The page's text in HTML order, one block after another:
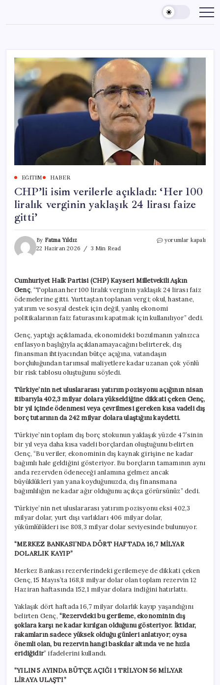
content
EĞITIM HABER
CHP’li isim verilerle açıkladı: ‘Her 100
liralık verginin yaklaşık 24 lirası faize
gitti’
By Fatma Yıldız
22 Haziran 2026
3 Min Read
CHP’li
100
liralık
verginin
yaklaşık
24
lirası
gitti’
için
yorumlar kapalı
Cumhuriyet Halk Partisi (CHP) Kayseri Milletvekili Aşkın
Genç, “Toplanan her 100 liralık verginin yaklaşık 24 lirası faiz
ödemelerine gitti. Yurttaştan toplanan vergi; okul, hastane,
yatırım ve sosyal destek için değil, yanlış ekonomi
politikalarının faiz faturasını kapatmak için kullanılıyor” dedi.
Genç, yaptığı açıklamada, ekonomideki bozulmanın yalnızca
enflasyon başlığıyla açıklanamayacağını belirterek, dış
finansman ihtiyacından bütçe açığına, vatandaşın
borçluluğundan tarımsal maliyetlere kadar uzanan çok yönlü
bir risk tablosu oluştuğunu söyledi.
Türkiye’nin net uluslararası yatırım pozisyonu açığının nisan
itibarıyla 402,3 milyar dolara yükseldiğine dikkati çeken Genç,
bir yıl içinde ödenmesi veya çevrilmesi gereken kısa vadeli dış
borç tutarının da 242 milyar dolara ulaştığını kaydetti.
Türkiye’nin toplam dış borç stokunun yaklaşık yüzde 47’sinin
bir yıl veya daha kısa vadeli borçlardan oluştuğunu belirten
Genç, “Bu veriler, ekonominin dış kaynak girişine ne kadar
bağımlı hale geldiğini gösteriyor. Bu borçların tamamının aynı
anda rezervden ödeneceği anlamına gelmez ancak
büyüklükleri yan yana koyduğunuzda, dış finansmana
bağımlılığın ne kadar ağır olduğunu açıkça görürsünüz” dedi.
Türkiye’nin net uluslararası yatırım pozisyonu eksi 402,3
milyar dolar, yurt dışı varlıkları 406 milyar dolar,
yükümlülükleri ise 808,3 milyar dolar seviyesinde bulunuyor.
“MERKEZ BANKASI’NDA DÖRT HAFTADA 16,7 MİLYAR
DOLARLIK KAYIP”
Merkez Bankası rezervlerindeki gerilemeye de dikkati çeken
Genç, 15 Mayıs’ta 168,8 milyar dolar olan toplam rezervin 12
Haziran haftasında 152,1 milyar dolara indiğini hatırlattı.
Yaklaşık dört haftada 16,7 milyar dolarlık kayıp yaşandığını
belirten Genç, “Rezervdeki bu gerileme, ekonominin dış
şoklara karşı ne kadar kırılgan olduğunu gösteriyor. İktidar,
rakamların sadece yüksek olduğu günleri anlatıyor; oysa
önemli olan, bu rezervin hangi baskılar altında ve ne hızla
eridiğidir” ifadelerini kullandı.
“YILIN 5 AYINDA BÜTÇE AÇIĞI 1 TRİLYON 56 MİLYAR
LİRAYA ULAŞTI”